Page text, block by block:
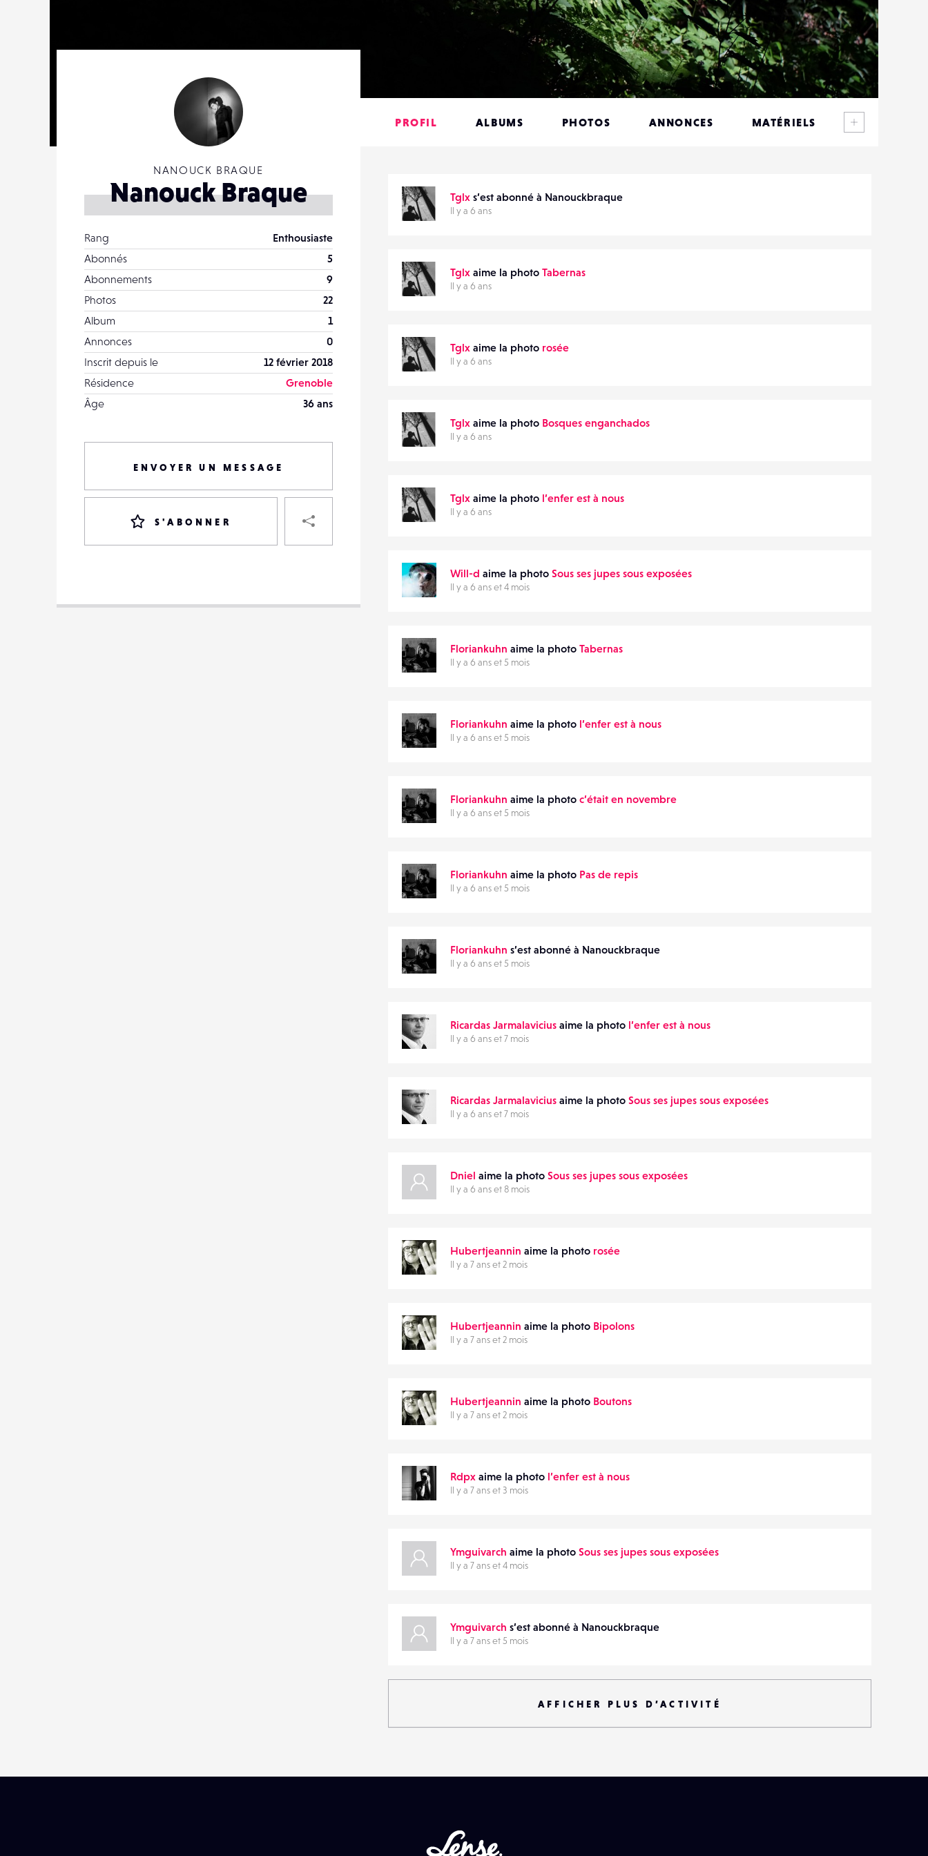
NANOUCK BRAQUE
Nanouck Braque
Rang
Enthousiaste
Abonnés
5
Abonnements
9
Photos
22
Album
1
Annonces
0
Inscrit depuis le
12 février 2018
Résidence
Grenoble
Âge
36 ans
ENVOYER UN MESSAGE
S'ABONNER
DESTINATAIRE
VOTRE
PROFIL ALBUMS PHOTOS ANNONCES MATÉRIELS
Tglx s’est abonné à Nanouckbraque
Il y a 6 ans
Tglx aime la photo Tabernas
Il y a 6 ans
Tglx aime la photo rosée
Il y a 6 ans
Tglx aime la photo Bosques enganchados
Il y a 6 ans
Tglx aime la photo l’enfer est à nous
Il y a 6 ans
Will-d aime la photo Sous ses jupes sous exposées
Il y a 6 ans et 4 mois
Floriankuhn aime la photo Tabernas
Il y a 6 ans et 5 mois
Floriankuhn aime la photo l’enfer est à nous
Il y a 6 ans et 5 mois
Floriankuhn aime la photo c’était en novembre
Il y a 6 ans et 5 mois
Floriankuhn aime la photo Pas de repis
Il y a 6 ans et 5 mois
Floriankuhn s’est abonné à Nanouckbraque
Il y a 6 ans et 5 mois
Ricardas Jarmalavicius aime la photo l’enfer est à nous
Il y a 6 ans et 7 mois
Ricardas Jarmalavicius aime la photo Sous ses jupes sous exposées
Il y a 6 ans et 7 mois
Dniel aime la photo Sous ses jupes sous exposées
Il y a 6 ans et 8 mois
Hubertjeannin aime la photo rosée
Il y a 7 ans et 2 mois
Hubertjeannin aime la photo Bipolons
Il y a 7 ans et 2 mois
Hubertjeannin aime la photo Boutons
Il y a 7 ans et 2 mois
Rdpx aime la photo l’enfer est à nous
Il y a 7 ans et 3 mois
Ymguivarch aime la photo Sous ses jupes sous exposées
Il y a 7 ans et 4 mois
Ymguivarch s’est abonné à Nanouckbraque
Il y a 7 ans et 5 mois
AFFICHER PLUS D’ACTIVITÉ